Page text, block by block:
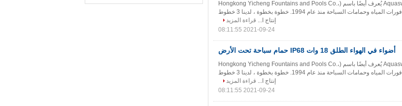
Aquaswan Fountain Pools Co.، Limited يُعرف أيضًا باسم (Hongkong Yicheng Fountains and Pools Co.،
Limited) كرائد ومصنع أصلي في صناعة نافورات المياه وحمامات السباحة منذ عام 1994. خطوة بخطوة ، لدينا 3 خطوط
إنتاج ا... قراءة المزيد
2021-09-24 08:11:55
أضواء في الهواء الطلق 18 وات IP68 حمام سباحة تحت الأرض
Aquaswan Fountain Pools Co.، Limited يُعرف أيضًا باسم (Hongkong Yicheng Fountains and Pools Co.،
Limited) كرائد ومصنع أصلي في صناعة نافورات المياه وحمامات السباحة منذ عام 1994. خطوة بخطوة ، لدينا 3 خطوط
إنتاج ا... قراءة المزيد
2021-09-24 08:11:55